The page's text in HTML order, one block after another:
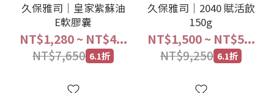
久保雅司｜皇家紫蘇油
E軟膠囊
NT$1,280 ~ NT$4...
NT$7,650 6.1折
久保雅司｜2040 賦活飲
150g
NT$1,500 ~ NT$5...
NT$9,250 6.1折